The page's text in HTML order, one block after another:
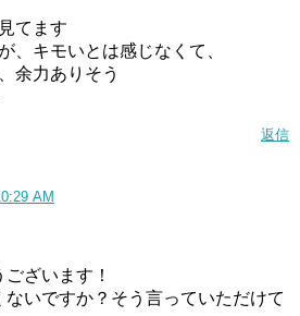
てます
、キモいとは感じなくて、
余力ありそう
返信
AM
ざいます！
いですか？そう言っていただけて